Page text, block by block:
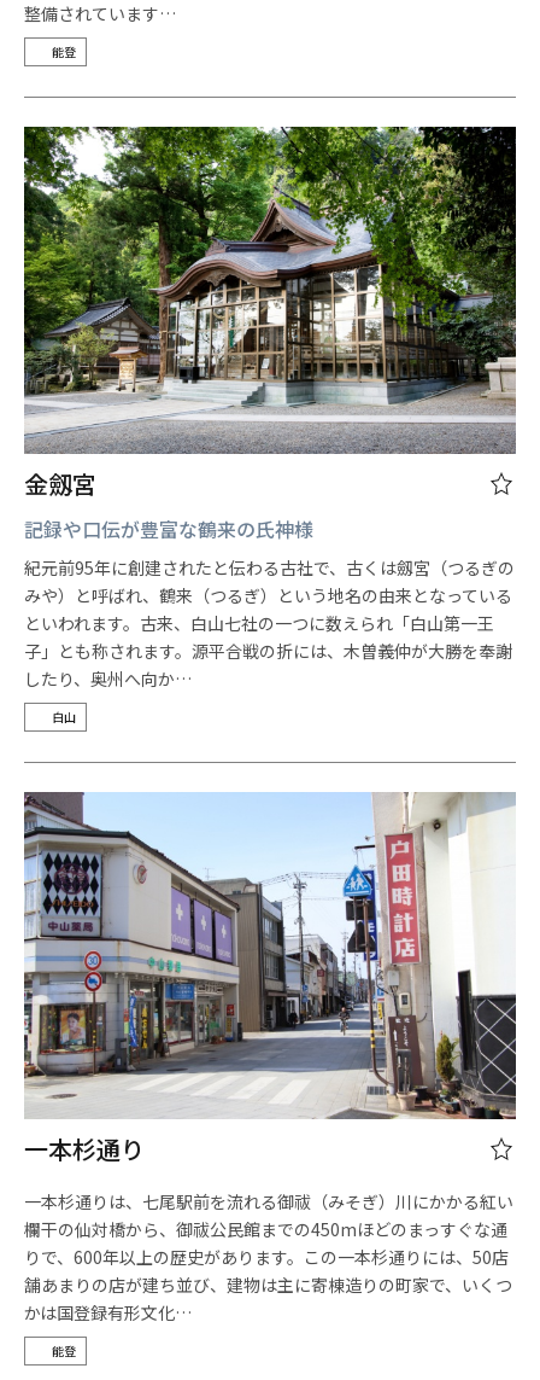
整備されています…
能登
金劔宮
記録や口伝が豊富な鶴来の氏神様
紀元前95年に創建されたと伝わる古社で、古くは劔宮（つるぎの
みや）と呼ばれ、鶴来（つるぎ）という地名の由来となっている
といわれます。古来、白山七社の一つに数えられ「白山第一王
子」とも称されます。源平合戦の折には、木曽義仲が大勝を奉謝
したり、奥州へ向か…
白山
一本杉通り
一本杉通りは、七尾駅前を流れる御祓（みそぎ）川にかかる紅い
欄干の仙対橋から、御祓公民館までの450mほどのまっすぐな通
りで、600年以上の歴史があります。この一本杉通りには、50店
舗あまりの店が建ち並び、建物は主に寄棟造りの町家で、いくつ
かは国登録有形文化…
能登